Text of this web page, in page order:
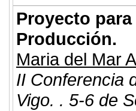
Proyecto
Producción.
Maria del Mar
II Conferencia
Vigo. . 5-6 de